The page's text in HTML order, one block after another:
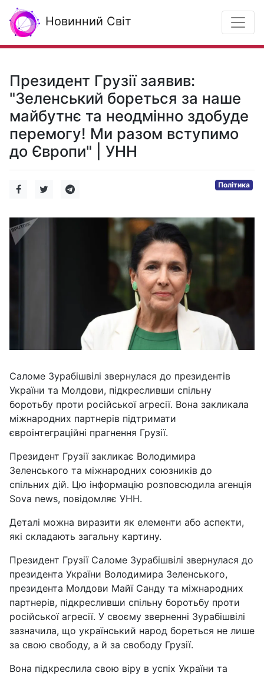
Новинний Світ
Президент Грузії заявив:
"Зеленський бореться за наше
майбутнє та неодмінно здобуде
перемогу! Ми разом вступимо
до Європи" | УНН
Політика
Саломе Зурабішвілі звернулася до президентів
України та Молдови, підкресливши спільну
боротьбу проти російської агресії. Вона закликала
міжнародних партнерів підтримати
євроінтеграційні прагнення Грузії.
Президент Грузії закликає Володимира
Зеленського та міжнародних союзників до
спільних дій. Цю інформацію розповсюдила агенція
Sova news, повідомляє УНН.
Деталі можна виразити як елементи або аспекти,
які складають загальну картину.
Президент Грузії Саломе Зурабішвілі звернулася до
президента України Володимира Зеленського,
президента Молдови Майї Санду та міжнародних
партнерів, підкресливши спільну боротьбу проти
російської агресії. У своєму зверненні Зурабішвілі
зазначила, що український народ бореться не лише
за свою свободу, а й за свободу Грузії.
Вона підкреслила свою віру в успіх України та